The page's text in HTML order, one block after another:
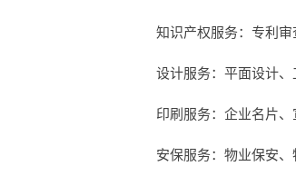
知识产权服务：专利审
设计服务：平面设计、
印刷服务：企业名片、
安保服务：物业保安、